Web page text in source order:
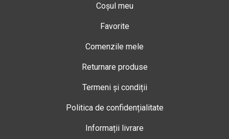
Coșul meu
Favorite
Comenzile mele
Returnare produse
Termeni și condiții
Politica de confidențialitate
Informații livrare